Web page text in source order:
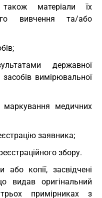
матеріали їх
вивчення та/або
державної
засобів вимірювальної
медичних
заявника;
збору.
або копії, засвідчені
видав оригінальний
примірниках з